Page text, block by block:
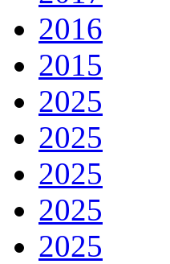
2016
2015
2025
2025
2025
2025
2025